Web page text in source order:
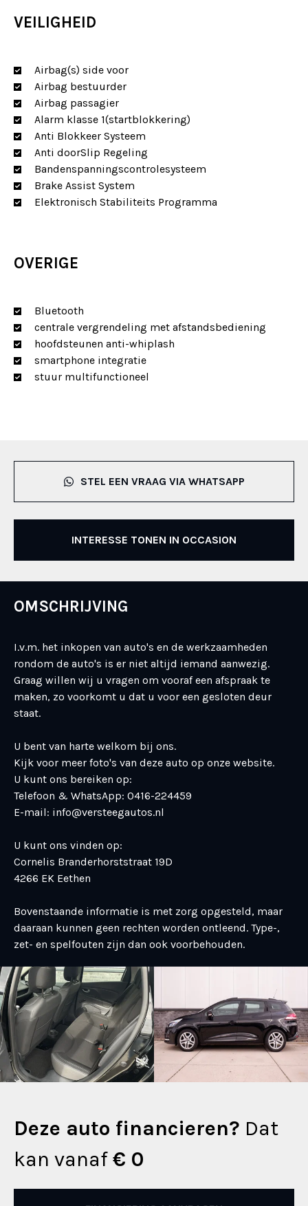
HOME
AANBOD
FINANCIERING
SERVICE & GARANTIE
CONTACT
VEILIGHEID
Airbag(s) side voor
Airbag bestuurder
Airbag passagier
Alarm klasse 1(startblokkering)
Anti Blokkeer Systeem
Anti doorSlip Regeling
Bandenspanningscontrolesysteem
Brake Assist System
Elektronisch Stabiliteits Programma
OVERIGE
Bluetooth
centrale vergrendeling met afstandsbediening
hoofdsteunen anti-whiplash
smartphone integratie
stuur multifunctioneel
STEL EEN VRAAG VIA WHATSAPP
INTERESSE TONEN IN OCCASION
OMSCHRIJVING
I.v.m. het inkopen van auto's en de werkzaamheden
rondom de auto's is er niet altijd iemand aanwezig.
Graag willen wij u vragen om vooraf een afspraak te
maken, zo voorkomt u dat u voor een gesloten deur
staat.
U bent van harte welkom bij ons.
Kijk voor meer foto's van deze auto op onze website.
U kunt ons bereiken op:
Telefoon & WhatsApp: 0416-224459
E-mail: info@versteegautos.nl
U kunt ons vinden op:
Cornelis Branderhorststraat 19D
4266 EK Eethen
Bovenstaande informatie is met zorg opgesteld, maar
daaraan kunnen geen rechten worden ontleend. Type-,
zet- en spelfouten zijn dan ook voorbehouden.
Deze auto financieren? Dat
kan vanaf€ 0